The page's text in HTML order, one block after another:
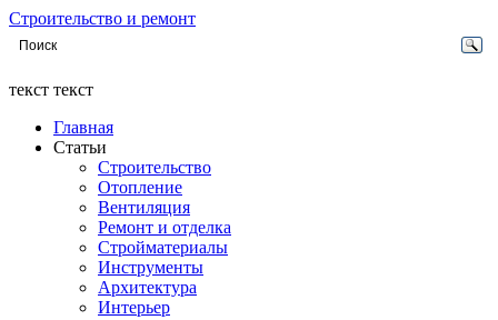
Строительство и ремонт
текст текст
Главная
Статьи
Строительство
Отопление
Вентиляция
Ремонт и отделка
Стройматериалы
Инструменты
Архитектура
Интерьер